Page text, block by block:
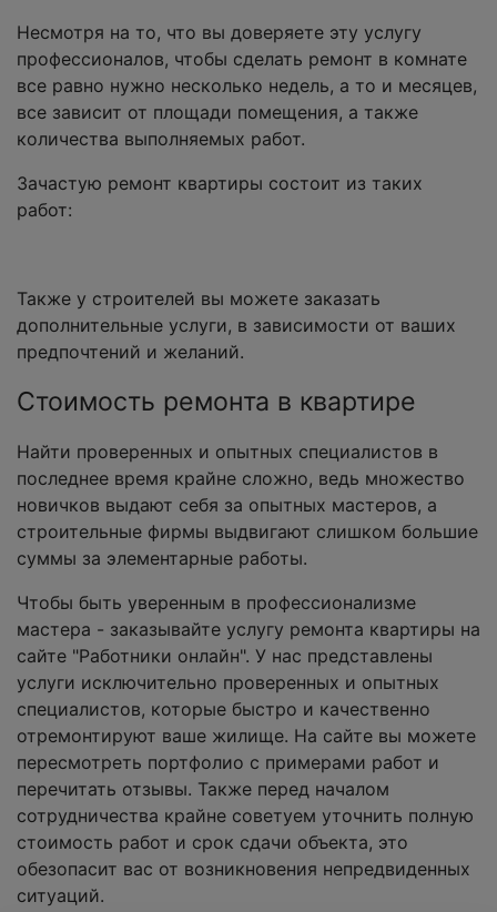
Несмотря на то, что вы доверяете эту услугу
профессионалов, чтобы сделать ремонт в комнате
все равно нужно несколько недель, а то и месяцев,
все зависит от площади помещения, а также
количества выполняемых работ.
Зачастую ремонт квартиры состоит из таких
работ:
Также у строителей вы можете заказать
дополнительные услуги, в зависимости от ваших
предпочтений и желаний.
Стоимость ремонта в квартире
Найти проверенных и опытных специалистов в
последнее время крайне сложно, ведь множество
новичков выдают себя за опытных мастеров, а
строительные фирмы выдвигают слишком большие
суммы за элементарные работы.
Чтобы быть уверенным в профессионализме
мастера - заказывайте услугу ремонта квартиры на
сайте "Работники онлайн". У нас представлены
услуги исключительно проверенных и опытных
специалистов, которые быстро и качественно
отремонтируют ваше жилище. На сайте вы можете
пересмотреть портфолио с примерами работ и
перечитать отзывы. Также перед началом
сотрудничества крайне советуем уточнить полную
стоимость работ и срок сдачи объекта, это
обезопасит вас от возникновения непредвиденных
ситуаций.